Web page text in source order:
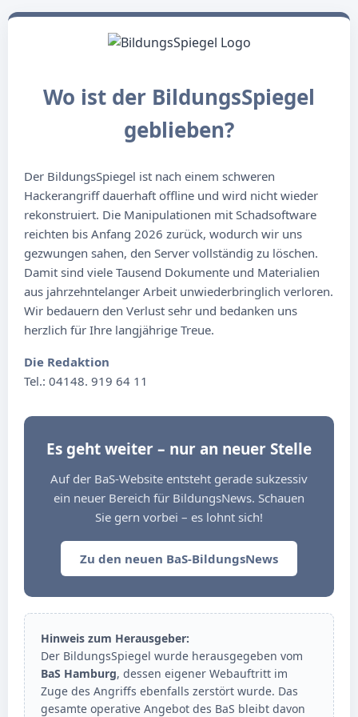
Wo ist der BildungsSpiegel
geblieben?
Der BildungsSpiegel ist nach einem schweren
Hackerangriff dauerhaft offline und wird nicht wieder
rekonstruiert. Die Manipulationen mit Schadsoftware
reichten bis Anfang 2026 zurück, wodurch wir uns
gezwungen sahen, den Server vollständig zu löschen.
Damit sind viele Tausend Dokumente und Materialien
aus jahrzehntelanger Arbeit unwiederbringlich verloren.
Wir bedauern den Verlust sehr und bedanken uns
herzlich für Ihre langjährige Treue.
Die Redaktion
Tel.: 04148. 919 64 11
Es geht weiter – nur an neuer Stelle
Auf der BaS-Website entsteht gerade sukzessiv
ein neuer Bereich für BildungsNews. Schauen
Sie gern vorbei – es lohnt sich!
Zu den neuen BaS-BildungsNews
Hinweis zum Herausgeber:
Der BildungsSpiegel wurde herausgegeben vom
BaS Hamburg, dessen eigener Webauftritt im
Zuge des Angriffs ebenfalls zerstört wurde. Das
gesamte operative Angebot des BaS bleibt davon